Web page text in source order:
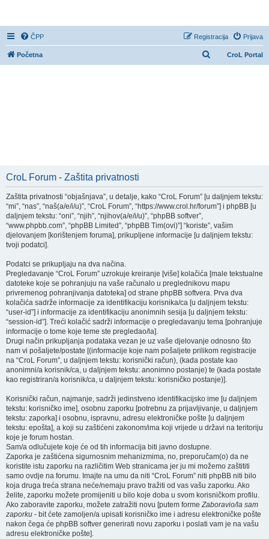
ČPP Prijava
Registracija
CroL Portal
Početna
CroL Forum - Zaštita privatnosti
Zaštita privatnosti “objašnjava”, u detalje, kako “CroL Forum” [u daljnjem tekstu:
“mi”, “nas”, “naš(a/e/i/u)”, “CroL Forum”, “https://www.crol.hr/forum”] i phpBB [u
daljnjem tekstu: “oni”, “njih”, “njihov(a/e/i/u)”, “phpBB softver”,
“www.phpbb.com”, “phpBB Limited”, “phpBB Tim(ovi)”] “koriste”, vašim
djelovanjem [korištenjem foruma], prikupljene informacije [u daljnjem tekstu:
tvoji podatci].
Podatci se prikupljaju na dva načina.
Pregledavanje “CroL Forum” uzrokuje kreiranje [više] kolačića [male tekstualne
datoteke koje se pohranjuju na vaše računalo u preglednikovu mapu
privremenog pohranjivanja datoteka] od strane phpBB softvera. Prva dva
kolačića sadrže informacije za identifikaciju korisnika/ca [u daljnjem tekstu:
“user-id”] i informacije za identifikaciju anonimnih sesija [u daljnjem tekstu:
“session-id”]. Treći kolačić sadrži informacije o pregledavanju tema [pohranjuje
informacije o tome koje teme ste pregledao/la].
Drugi način prikupljanja podataka vezan je uz vaše djelovanje odnosno što
nam vi pošaljete/postate [(informacije koje nam pošaljete prilikom registracije
na “CroL Forum”, u daljnjem tekstu: korisnički račun), (kada postate kao
anonimni/a korisnik/ca, u daljnjem tekstu: anonimno postanje) te (kada postate
kao registriran/a korisnik/ca, u daljnjem tekstu: korisničko postanje)].
Korisnički račun, najmanje, sadrži jedinstveno identifikacijsko ime [u daljnjem
tekstu: korisničko ime], osobnu zaporku [potrebnu za prijavljivanje, u daljnjem
tekstu: zaporka] i osobnu, ispravnu, adresu elektroničke pošte [u daljnjem
tekstu: epošta], a koji su zaštićeni zakonom/ima koji vrijede u državi na teritoriju
koje je forum hostan.
Sam/a odlučujete koje će od tih informacija biti javno dostupne.
Zaporka je zaštićena sigurnosnim mehanizmima, no, preporučam(o) da ne
koristite istu zaporku na različitim Web stranicama jer ju mi možemo zaštititi
samo ovdje na forumu. Imajte na umu da niti “CroL Forum” niti phpBB niti bilo
koja druga treća strana neće/nemaju pravo tražiti od vas vašu zaporku. Ako
želite, zaporku možete promijeniti u bilo koje doba u svom korisničkom profilu.
Ako zaboravite zaporku, možete zatražiti novu [putem formeZaboravio/la sam
zaporku - bit ćete zamoljen/a upisati korisničko ime i adresu elektroničke pošte
nakon čega će phpBB softver generirati novu zaporku i poslati vam je na vašu
adresu elektroničke pošte].